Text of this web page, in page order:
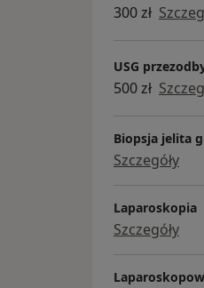
300 zł
USG
500 zł
Biopsja jelita
Szczegóły
Laparoskopia
Szczegóły